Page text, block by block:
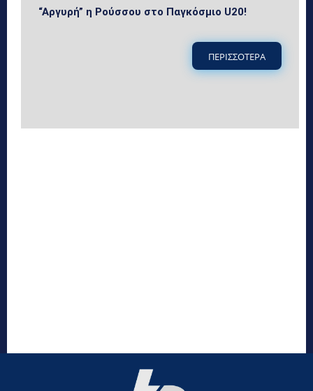
“Αργυρή” η Ρούσσου στο Παγκόσμιο U20!
ΠΕΡΙΣΣΟΤΕΡΑ